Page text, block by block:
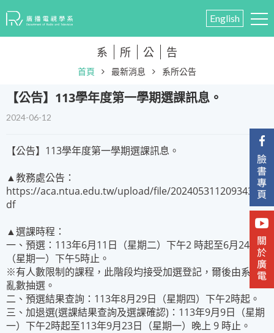
English
系 所 公 告
首頁 最新消息 系所公告
【公告】113學年度第一學期選課訊息。
2024-06-12
【公告】113學年度第一學期選課訊息。
▲教務處公告：
https://aca.ntua.edu.tw/upload/file/202405311209343C.p
df
▲選課時程：
一、預選：113年6月11日（星期二）下午2 時起至6月24日
（星期一）下午5時止。
※有人數限制的課程，此階段均接受加選登記，爾後由系統
亂數抽選。
二、預選結果查詢：113年8月29日（星期四）下午2時起。
三、加退選(選課結果查詢及選課確認)：113年9月9日（星期
一）下午2時起至113年9月23日（星期一）晚上 9 時止。